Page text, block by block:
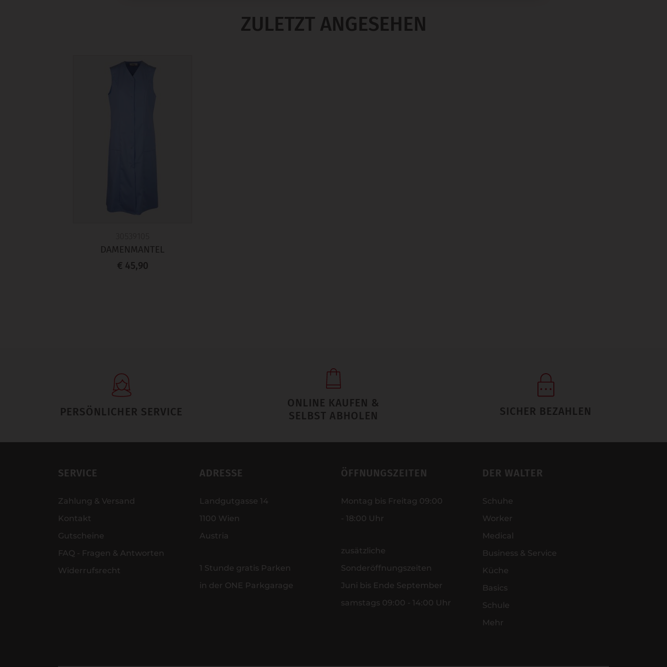
ZULETZT ANGESEHEN
DAMENMANTEL
€ 45,90
PERSÖNLICHER SERVICE
ONLINE KAUFEN &
SELBST ABHOLEN
SICHER BEZAHLEN
SERVICE
Zahlung & Versand
Kontakt
Gutscheine
FAQ - Fragen & Antworten
Widerrufsrecht
ADRESSE
Landgutgasse 14
1100 Wien
Austria
1 Stunde gratis Parken
in der ONE Parkgarage
ÖFFNUNGSZEITEN
Montag bis Freitag 09:00
- 18:00 Uhr
zusätzliche
Sonderöffnungszeiten
Juni bis Ende September
samstags 09:00 - 14:00 Uhr
DER WALTER
Schuhe
Worker
Medical
Business & Service
Küche
Basics
Schule
Mehr